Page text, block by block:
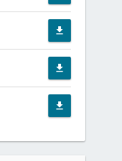
file_download
file_download
file_download